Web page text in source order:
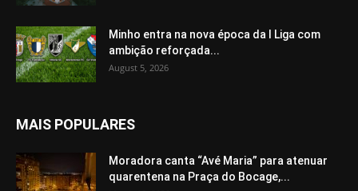
Minho entra na nova época da I Liga com
ambição reforçada...
August 5, 2026
MAIS POPULARES
Moradora canta “Avé Maria” para atenuar
quarentena na Praça do Bocage,...